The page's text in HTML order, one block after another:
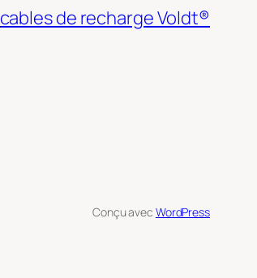
cables de recharge Voldt®
Conçu avec WordPress